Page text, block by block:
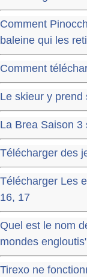
Comment
baleine qui les
Comment
Le skieur y prend
La Brea Saison 3
Télécharger des
Télécharger Les
16, 17
Quel est le nom
mondes
Tirexo ne